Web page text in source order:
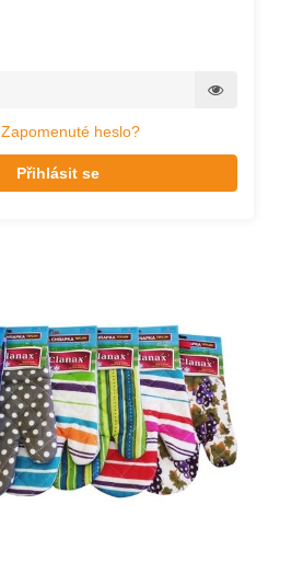
Zapomenuté heslo?
Přihlásit se